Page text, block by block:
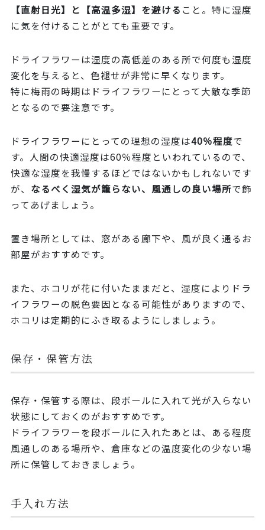
【直射日光】と【高温多湿】を避ける こと。特に湿度
に気を付けることがとても重要です。
ドライフラワーは湿度の高低差のある所で何度も湿度
変化を与えると、色褪せが非常に早くなります。
特に梅雨の時期はドライフラワーにとって大敵な季節
となるので要注意です。
ドライフラワーにとっての理想の湿度は40％程度で
す。人間の快適湿度は60％程度といわれているので、
快適な湿度を我慢するほどではないかもしれないです
が、 なるべく湿気が籠らない、風通しの良い場所で飾
ってあげましょう。
置き場所としては、窓がある廊下や、風が良く通るお
部屋がおすすめです。
また、ホコリが花に付いたままだと、湿度によりドラ
イフラワーの脱色要因となる可能性がありますので、
ホコリは定期的にふき取るようにしましょう。
保存・保管方法
保存・保管する際は、段ボールに入れて光が入らない
状態にしておくのがおすすめです。
ドライフラワーを段ボールに入れたあとは、ある程度
風通しのある場所や、倉庫などの温度変化の少ない場
所に保管しておきましょう。
手入れ方法